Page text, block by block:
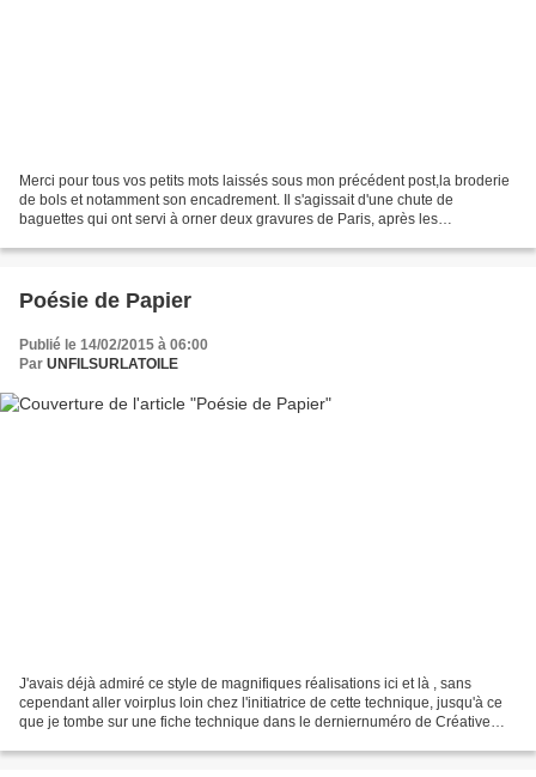
Merci pour tous vos petits mots laissés sous mon précédent post,la broderie
de bols et notamment son encadrement. Il s'agissait d'une chute de
baguettes qui ont servi à orner deux gravures de Paris, après les
Poésie de Papier
Publié le 14/02/2015 à 06:00
Par UNFILSURLATOILE
J'avais déjà admiré ce style de magnifiques réalisations ici et là , sans
cependant aller voirplus loin chez l'initiatrice de cette technique, jusqu'à ce
que je tombe sur une fiche technique dans le derniernuméro de Créative